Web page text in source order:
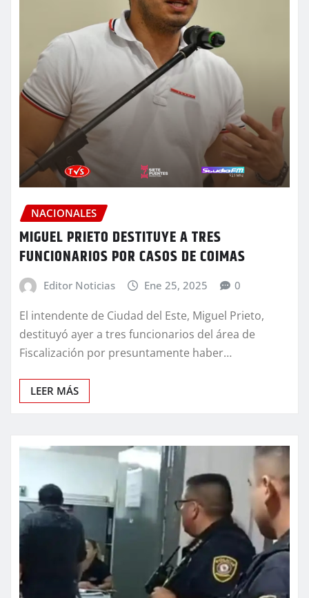
NACIONALES
MIGUEL PRIETO DESTITUYE A TRES
FUNCIONARIOS POR CASOS DE COIMAS
Editor Noticias Ene 25, 2025 0
El intendente de Ciudad del Este, Miguel Prieto,
destituyó ayer a tres funcionarios del área de
Fiscalización por presuntamente haber…
LEER MÁS